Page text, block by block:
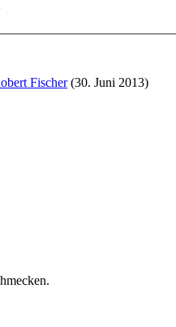
Fischer(30. Juni 2013)